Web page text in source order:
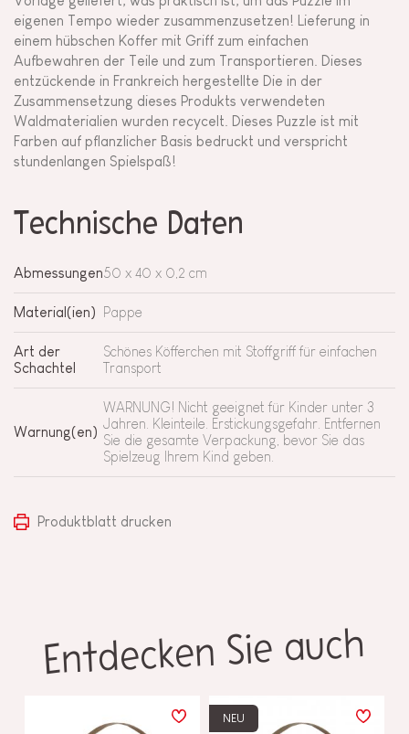
eigenen Tempo wieder zusammenzusetzen! Lieferung in
einem hübschen Koffer mit Griff zum einfachen
Aufbewahren der Teile und zum Transportieren. Dieses
entzückende in Frankreich hergestellte Die in der
Zusammensetzung dieses Produkts verwendeten
Waldmaterialien wurden recycelt. Dieses Puzzle ist mit
Farben auf pflanzlicher Basis bedruckt und verspricht
stundenlangen Spielspaß!
Technische Daten
Abmessungen50 x 40 x 0,2 cm
Material(ien) Pappe
Art der
Schachtel
Schönes Köfferchen mit Stoffgriff für einfachen
Transport
Warnung(en)
WARNUNG! Nicht geeignet für Kinder unter 3
Jahren. Kleinteile. Erstickungsgefahr. Entfernen
Sie die gesamte Verpackung, bevor Sie das
Spielzeug Ihrem Kind geben.
Produktblatt drucken
Entdecken Sie auch
NEU